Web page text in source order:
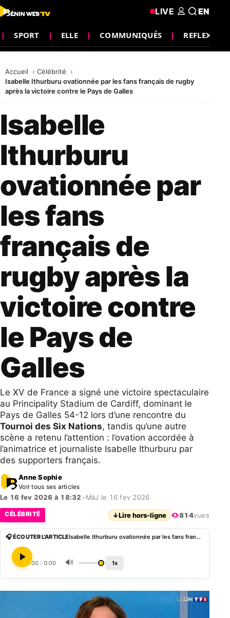
SPORT ELLE COMMUNIQUÉS REFLEXION
LIVE EN
Accueil
Célébrité
Isabelle Ithurburu ovationnée par les fans français de rugby
après la victoire contre le Pays de Galles
Isabelle
Ithurburu
ovationnée par
les fans
français de
rugby après la
victoire contre
le Pays de
Galles
Le XV de France a signé une victoire spectaculaire
au Principality Stadium de Cardiff, dominant le
Pays de Galles 54-12 lors d’une rencontre du
Tournoi des Six Nations, tandis qu’une autre
scène a retenu l’attention : l’ovation accordée à
l’animatrice et journaliste Isabelle Ithurburu par
des supporters français.
Anne Sophie
Voir tous ses articles
Le 16 fev 2026 à 18:32 • MàJ le 16 fev 2026
CÉLÉBRITÉ ↓Lire hors-ligne 814vues
🎧 ÉCOUTER L'ARTICLE Isabelle Ithurburu ovationnée par les fans français de rugby après la victoire contre le Pays de Galles
0:00 / 0:00 🔊 1x